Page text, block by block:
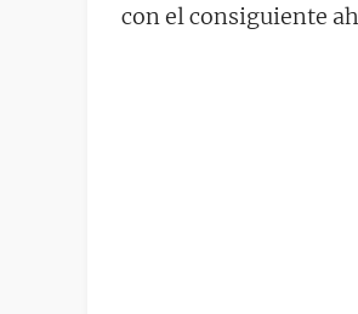
con el consiguiente